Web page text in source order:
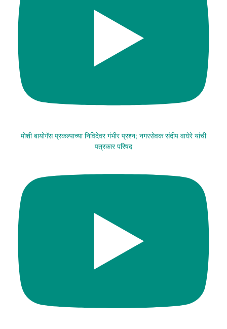
मोशी बायोगॅस प्रकल्पाच्या निविदेवर गंभीर प्रश्न; नगरसेवक संदीप वाघेरे यांची
पत्रकार परिषद